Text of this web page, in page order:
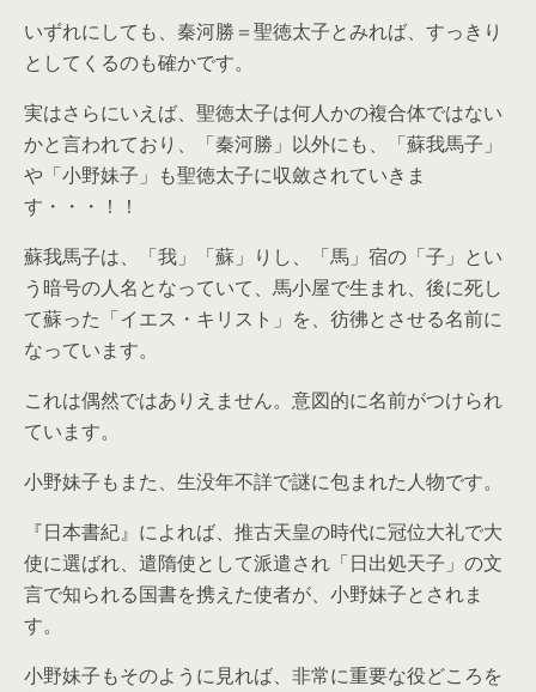
いずれにしても、秦河勝＝聖徳太子とみれば、すっきり
としてくるのも確かです。
実はさらにいえば、聖徳太子は何人かの複合体ではない
かと言われており、「秦河勝」以外にも、「蘇我馬子」
や「小野妹子」も聖徳太子に収斂されていきま
す・・・！！
蘇我馬子は、「我」「蘇」りし、「馬」宿の「子」とい
う暗号の人名となっていて、馬小屋で生まれ、後に死し
て蘇った「イエス・キリスト」を、彷彿とさせる名前に
なっています。
これは偶然ではありえません。意図的に名前がつけられ
ています。
小野妹子もまた、生没年不詳で謎に包まれた人物です。
『日本書紀』によれば、推古天皇の時代に冠位大礼で大
使に選ばれ、遣隋使として派遣され「日出処天子」の文
言で知られる国書を携えた使者が、小野妹子とされま
す。
小野妹子もそのように見れば、非常に重要な役どころを